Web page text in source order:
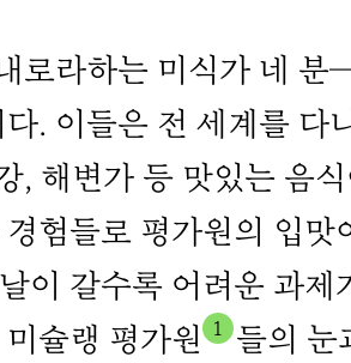
로라하는 미식가 네 분
. 이들은 전 세계를 다
, 해변가 등 맛있는 음
험들로 평가원의 입맛
이 갈수록 어려운 과제
슐랭 평가원
1
들의 눈